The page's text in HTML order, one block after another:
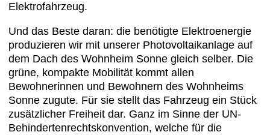
Elektrofahrzeug.
Und das Beste daran: die benötigte Elektroenergie
produzieren wir mit unserer Photovoltaikanlage auf
dem Dach des Wohnheim Sonne gleich selber. Die
grüne, kompakte Mobilität kommt allen
Bewohnerinnen und Bewohnern des Wohnheims
Sonne zugute. Für sie stellt das Fahrzeug ein Stück
zusätzlicher Freiheit dar. Ganz im Sinne der UN-
Behindertenrechtskonvention, welche für die